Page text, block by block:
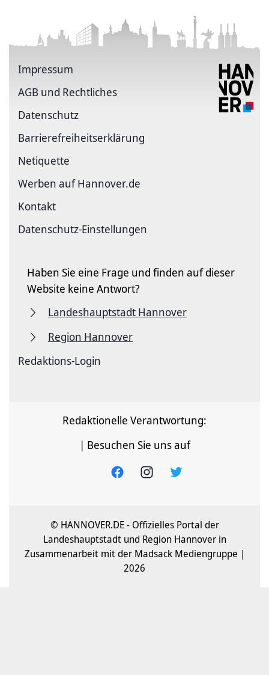
Impressum
AGB und Rechtliches
Datenschutz
Barriere­freiheits­erklärung
Netiquette
Werben auf Hannover.de
Kontakt
Datenschutz-Einstellungen
Haben Sie eine Frage und finden auf dieser
Website keine Antwort?
Landeshauptstadt Hannover
Region Hannover
Redaktions-Login
Redaktionelle Verantwortung:
| Besuchen Sie uns auf
© HANNOVER.DE - Offizielles Portal der
Landeshauptstadt und Region Hannover in
Zusammenarbeit mit der Madsack Mediengruppe |
2026